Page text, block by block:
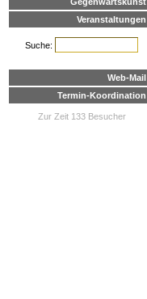
Veranstaltungen
Suche:
Web-Mail
Termin-Koordination
Zur Zeit 133 Besucher